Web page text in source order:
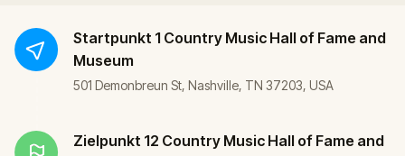
Startpunkt 1 Country Music Hall of Fame and
Museum
501 Demonbreun St, Nashville, TN 37203, USA
Zielpunkt 12 Country Music Hall of Fame and